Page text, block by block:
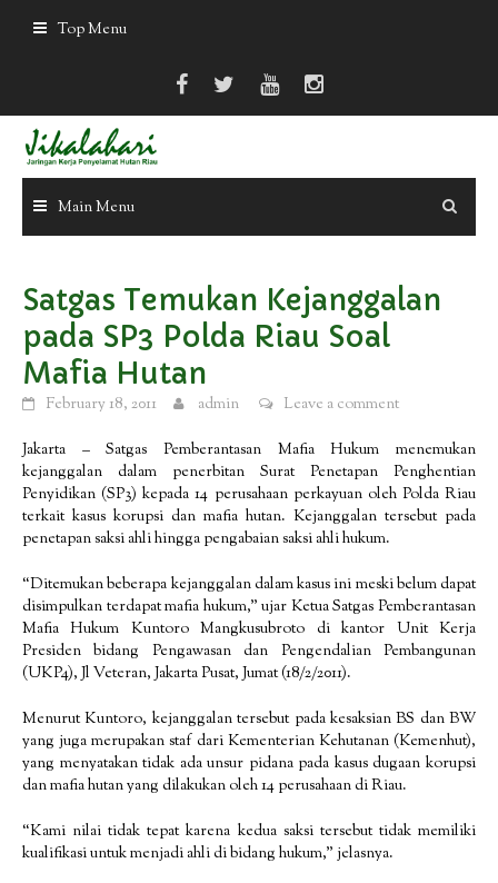
Top Menu
Main Menu
Satgas Temukan Kejanggalan
pada SP3 Polda Riau Soal
Mafia Hutan
February 18, 2011 admin Leave a comment
Jakarta – Satgas Pemberantasan Mafia Hukum menemukan
kejanggalan dalam penerbitan Surat Penetapan Penghentian
Penyidikan (SP3) kepada 14 perusahaan perkayuan oleh Polda Riau
terkait kasus korupsi dan mafia hutan. Kejanggalan tersebut pada
penetapan saksi ahli hingga pengabaian saksi ahli hukum.
“Ditemukan beberapa kejanggalan dalam kasus ini meski belum dapat
disimpulkan terdapat mafia hukum,” ujar Ketua Satgas Pemberantasan
Mafia Hukum Kuntoro Mangkusubroto di kantor Unit Kerja
Presiden bidang Pengawasan dan Pengendalian Pembangunan
(UKP4), Jl Veteran, Jakarta Pusat, Jumat (18/2/2011).
Menurut Kuntoro, kejanggalan tersebut pada kesaksian BS dan BW
yang juga merupakan staf dari Kementerian Kehutanan (Kemenhut),
yang menyatakan tidak ada unsur pidana pada kasus dugaan korupsi
dan mafia hutan yang dilakukan oleh 14 perusahaan di Riau.
“Kami nilai tidak tepat karena kedua saksi tersebut tidak memiliki
kualifikasi untuk menjadi ahli di bidang hukum,” jelasnya.